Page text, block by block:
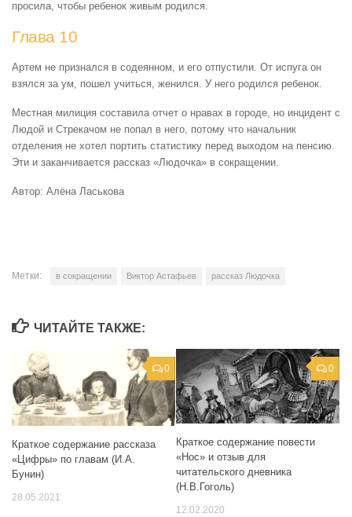
просила, чтобы ребенок живым родился.
Глава 10
Артем не признался в содеянном, и его отпустили. От испуга он
взялся за ум, пошел учиться, женился. У него родился ребенок.
Местная милиция составила отчет о нравах в городе, но инцидент с
Людой и Стрекачом не попал в него, потому что начальник
отделения не хотел портить статистику перед выходом на пенсию.
Эти и заканчивается рассказ «Людочка» в сокращении.
Автор: Алёна Ласькова
Метки: в сокращении Виктор Астафьев рассказ Людочка
ЧИТАЙТЕ ТАКЖЕ:
0
Краткое содержание рассказа
«Цифры» по главам (И.А.
Бунин)
28.05.2021
0
Краткое содержание повести
«Нос» и отзыв для
читательского дневника
(Н.В.Гоголь)
12.02.2020